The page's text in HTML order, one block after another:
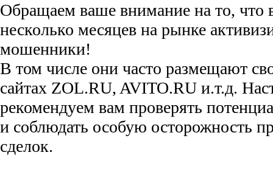
Обращаем ваше внимание на то, что
несколько месяцев на рынке
мошенники!
В том числе они часто размещают
сайтах ZOL.RU, AVITO.RU и.т.д.
рекомендуем вам проверять
и соблюдать особую осторожность
сделок.